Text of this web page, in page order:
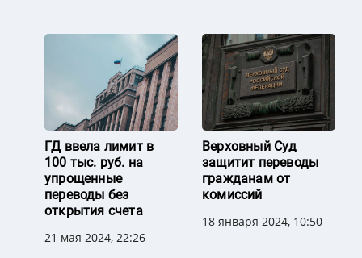
ГД ввела лимит в
100 тыс. руб. на
упрощенные
переводы без
открытия счета
21 мая 2024, 22:26
Верховный Суд
защитит переводы
гражданам от
комиссий
18 января 2024, 10:50